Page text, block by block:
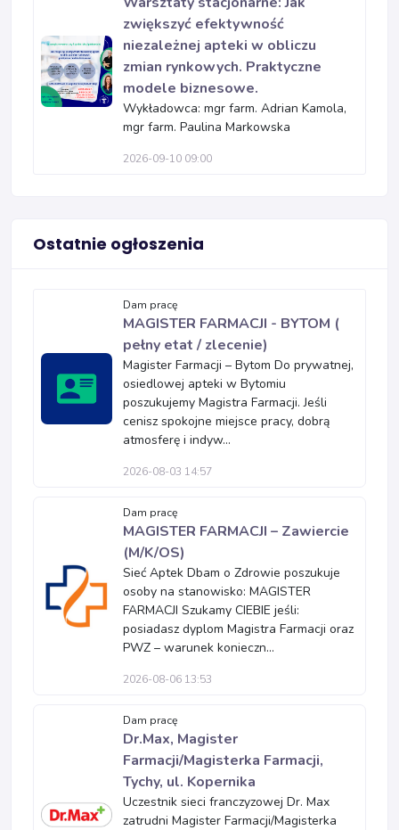
zwiększyć efektywność
niezależnej apteki w obliczu
zmian rynkowych. Praktyczne
modele biznesowe.
Wykładowca: mgr farm. Adrian Kamola,
mgr farm. Paulina Markowska
2026-09-10 09:00
Ostatnie ogłoszenia
Dam pracę
MAGISTER FARMACJI - BYTOM (
pełny etat / zlecenie)
Magister Farmacji – Bytom Do prywatnej,
osiedlowej apteki w Bytomiu
poszukujemy Magistra Farmacji. Jeśli
cenisz spokojne miejsce pracy, dobrą
atmosferę i indyw...
2026-08-03 14:57
Dam pracę
MAGISTER FARMACJI – Zawiercie
(M/K/OS)
Sieć Aptek Dbam o Zdrowie poszukuje
osoby na stanowisko: MAGISTER
FARMACJI Szukamy CIEBIE jeśli:
posiadasz dyplom Magistra Farmacji oraz
PWZ – warunek konieczn...
2026-08-06 13:53
Dam pracę
Dr.Max, Magister
Farmacji/Magisterka Farmacji,
Tychy, ul. Kopernika
Uczestnik sieci franczyzowej Dr. Max
zatrudni Magister Farmacji/Magisterka